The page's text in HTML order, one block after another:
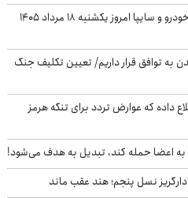
تغییرات تند قیمت محصولات ایران‌خودرو و سایپا امروز یکشنبه ۱۸ مرداد ۱۴۰۵
به توافق قرار داریم/ تعیین تکلیف جنگ
داده که عوارض تردد برای تنگه هرمز
به اعضا حمله کند، تبدیل به هدف می‌شود!
نسل پنجم؛ هند عقب ماند